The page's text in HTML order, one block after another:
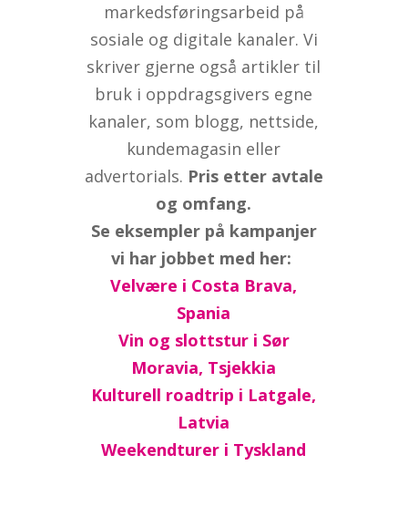
markedsføringsarbeid på
sosiale og digitale kanaler. Vi
skriver gjerne også artikler til
bruk i oppdragsgivers egne
kanaler, som blogg, nettside,
kundemagasin eller
advertorials. Pris etter avtale
og omfang.
Se eksempler på kampanjer
vi har jobbet med her:
Velvære i Costa Brava,
Spania
Vin og slottstur i Sør
Moravia, Tsjekkia
Kulturell roadtrip i Latgale,
Latvia
Weekendturer i Tyskland